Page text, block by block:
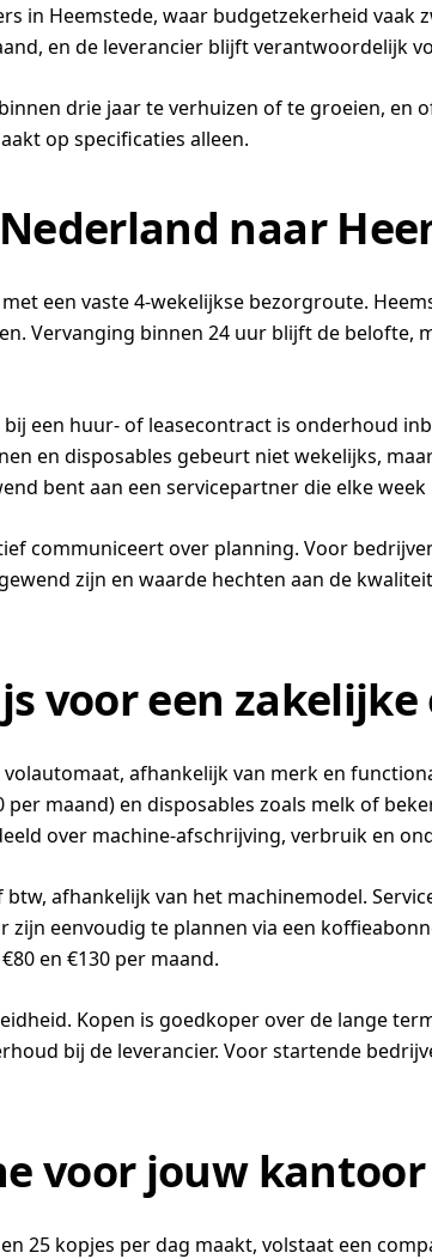
in Heemstede, waar budgetzekerheid vaak
en de leverancier blijft verantwoordelijk
drie jaar te verhuizen of te groeien, en
op specificaties alleen.
naar
een vaste 4-wekelijkse bezorgroute.
Vervanging binnen 24 uur blijft de belofte,
een huur- of leasecontract is onderhoud
en disposables gebeurt niet wekelijks,
bent aan een servicepartner die elke
communiceert over planning. Voor
zijn en waarde hechten aan de
voor een zakelijke
afhankelijk van merk en
maand) en disposables zoals melk of
over machine-afschrijving, verbruik en
afhankelijk van het machinemodel.
eenvoudig te plannen via een
en €130 per maand.
Kopen is goedkoper over de lange
bij de leverancier. Voor startende
voor jouw
25 kopjes per dag maakt, volstaat een